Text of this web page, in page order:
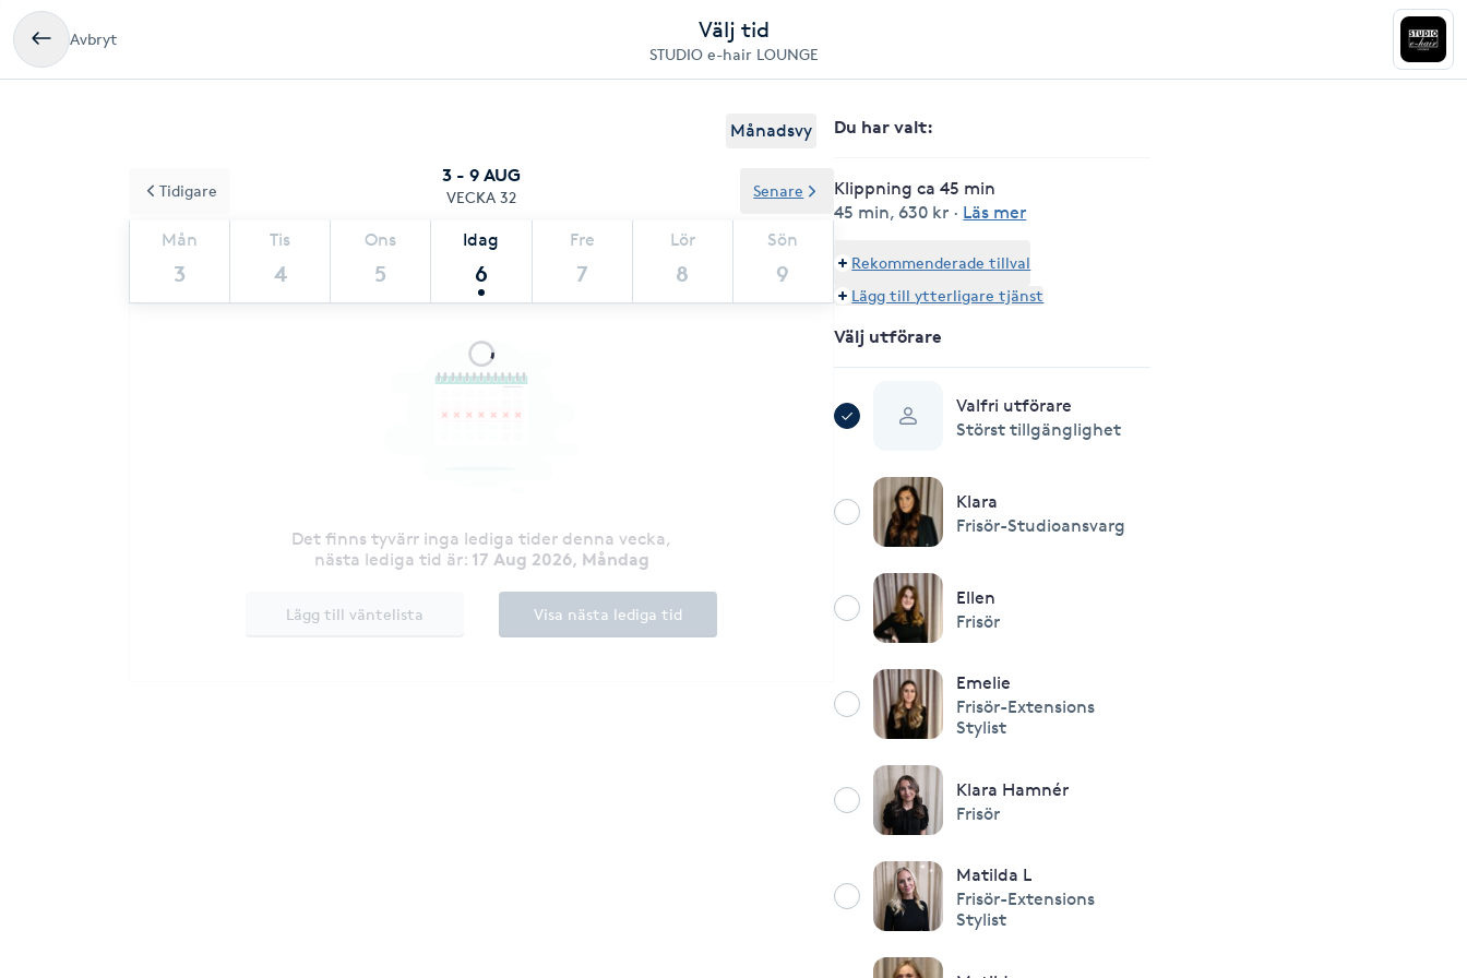
Avbryt Välj tid
STUDIO e-hair LOUNGE
Månadsvy
3 - 9 AUG
VECKA 32
Mån
3
Tis
4
Ons
5
Idag
6
Fre
7
Lör
8
Sön
9
Tidigare Senare
Det finns tyvärr inga lediga tider denna vecka,
nästa lediga tid är: 17 Aug 2026, Måndag
Lägg till väntelista Visa nästa lediga tid
Du har valt:
Klippning ca 45 min
45 min, 630 kr · Läs mer
Rekommenderade tillval
Lägg till ytterligare tjänst
Välj utförare
Valfri utförare
Störst tillgänglighet
Klara
Frisör-Studioansvarg
Ellen
Frisör
Emelie
Frisör-Extensions
Stylist
Klara Hamnér
Frisör
Matilda L
Frisör-Extensions
Stylist